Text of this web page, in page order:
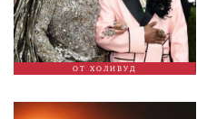
ОТ ХОЛИВУД